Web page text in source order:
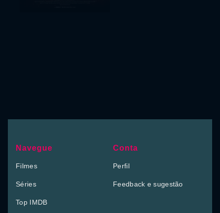
Navegue
Filmes
Séries
Top IMDB
Conta
Perfil
Feedback e sugestão